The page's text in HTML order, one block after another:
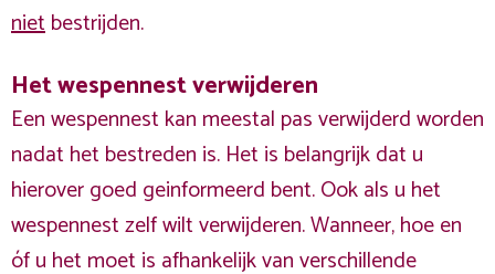
nietbestrijden.
Het wespennest verwijderen
Een wespennest kan meestal pas verwijderd worden
nadat het bestreden is. Het is belangrijk dat u
hierover goed geinformeerd bent. Ook als u het
wespennest zelf wilt verwijderen. Wanneer, hoe en
óf u het moet is afhankelijk van verschillende